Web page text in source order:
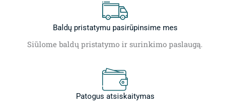
Baldų pristatymu pasirūpinsime mes
Siūlome baldų pristatymo ir surinkimo paslaugą.
Patogus atsiskaitymas